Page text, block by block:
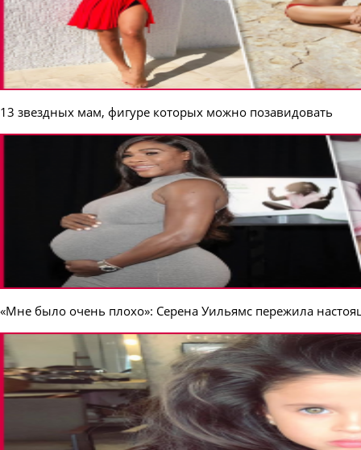
13 звездных мам, фигуре которых можно позавидовать
«Мне было очень плохо»: Серена Уильямс пережила